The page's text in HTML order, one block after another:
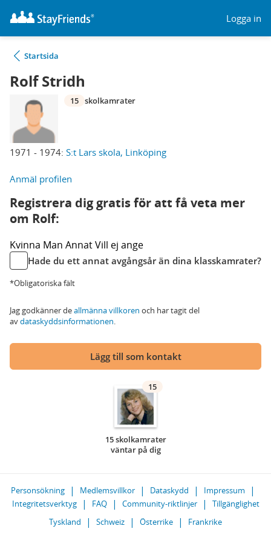
Logga in
Startsida
Rolf Stridh
1971 - 1974: S:t Lars skola, Linköping
15 skolkamrater
Anmäl profilen
Registrera dig gratis för att få veta mer
om Rolf:
Kvinna Man AnnatVill ej ange
Hade du ett annat avgångsår än dina klasskamrater?
*Obligatoriska fält
Jag godkänner deallmänna villkoren och har tagit del
avdataskyddsinformationen.
Lägg till som kontakt
15
15 skolkamrater
väntar på dig
Personsökning Medlemsvillkor Dataskydd
Impressum
Integritetsverktyg
FAQ Community-riktlinjer
Tillgänglighet
Tyskland
Schweiz Österrike Frankrike